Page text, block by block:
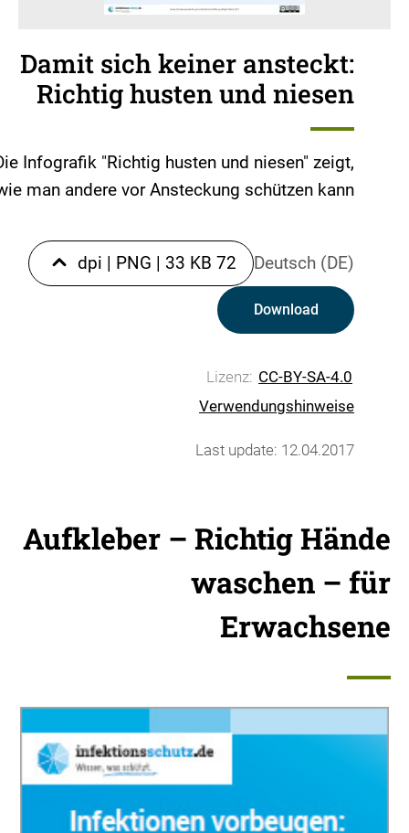
Damit sich keiner ansteckt:
Richtig husten und niesen
Infografik "Richtig husten und niesen" zeigt,
man andere vor Ansteckung schützen kann.
Deutsch (DE)
72 dpi
| PNG | 33 KB
Download
Lizenz: CC-BY-SA-4.0
Verwendungshinweise
Last update: 12.04.2017
Aufkleber – Richtig Hände
waschen – für
Erwachsene